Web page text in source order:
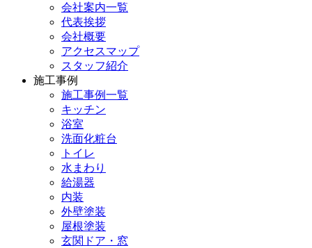
会社案内一覧
代表挨拶
会社概要
アクセスマップ
スタッフ紹介
施工事例
施工事例一覧
キッチン
浴室
洗面化粧台
トイレ
水まわり
給湯器
内装
外壁塗装
屋根塗装
玄関ドア・窓